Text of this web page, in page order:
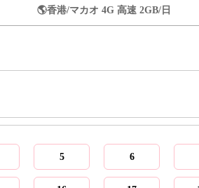
🌎️香港/マカオ 4G 高速 2GB/日
5 6